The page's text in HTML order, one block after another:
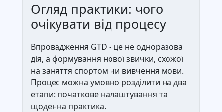
Огляд практики: чого
очікувати від процесу
Впровадження GTD - це не одноразова
дія, а формування нової звички, схожої
на заняття спортом чи вивчення мови.
Процес можна умовно розділити на два
етапи: початкове налаштування та
щоденна практика.